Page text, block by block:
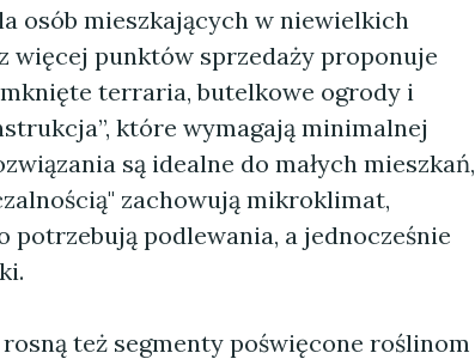
osób mieszkających w niewielkich
więcej punktów sprzedaży proponuje
terraria, butelkowe ogrody i
które wymagają minimalnej
są idealne do małych mieszkań,
zachowują mikroklimat,
potrzebują podlewania, a jednocześnie
też segmenty poświęcone roślinom